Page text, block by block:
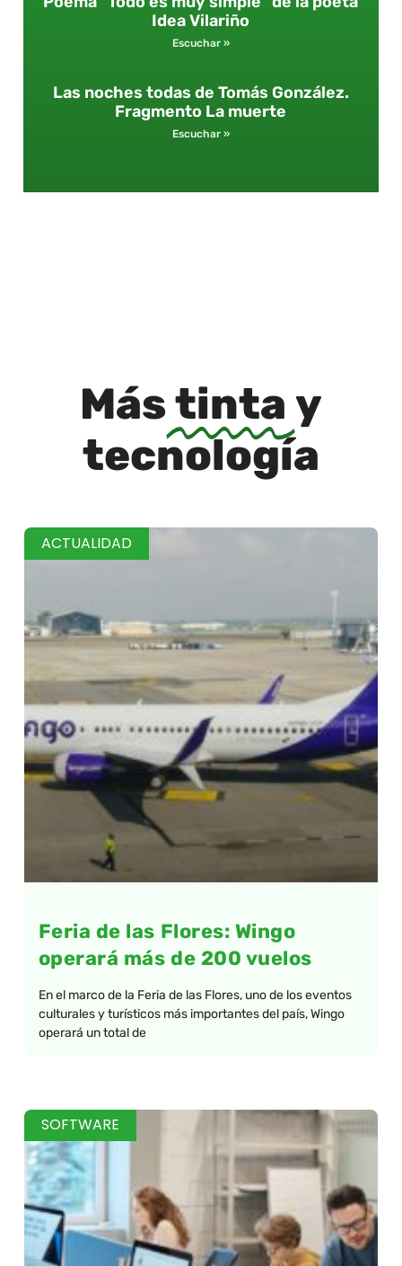
Idea Vilariño
Escuchar »
Las noches todas de Tomás González.
Fragmento La muerte
Escuchar »
Mástinta y
tecnología
ACTUALIDAD
Feria de las Flores: Wingo
operará más de 200 vuelos
En el marco de la Feria de las Flores, uno de los eventos
culturales y turísticos más importantes del país, Wingo
operará un total de
SOFTWARE